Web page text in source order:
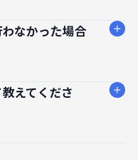
なかった場合
えてくださ